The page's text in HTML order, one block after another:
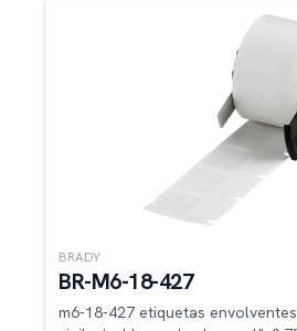
BRADY
BR-M6-18-427
m6-18-427 etiquetas